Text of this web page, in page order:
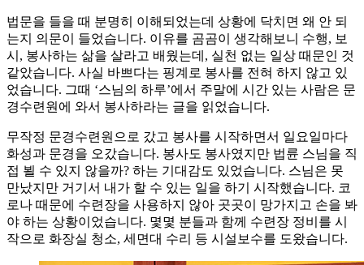
법문을 들을 때 분명히 이해되었는데 상황에 닥치면 왜 안 되
는지 의문이 들었습니다. 이유를 곰곰이 생각해보니 수행, 보
시, 봉사하는 삶을 살라고 배웠는데, 실천 없는 일상 때문인 것
같았습니다. 사실 바쁘다는 핑계로 봉사를 전혀 하지 않고 있
었습니다. 그때 ‘스님의 하루’에서 주말에 시간 있는 사람은 문
경수련원에 와서 봉사하라는 글을 읽었습니다.
무작정 문경수련원으로 갔고 봉사를 시작하면서 일요일마다
화성과 문경을 오갔습니다. 봉사도 봉사였지만 법륜 스님을 직
접 뵐 수 있지 않을까? 하는 기대감도 있었습니다. 스님은 못
만났지만 거기서 내가 할 수 있는 일을 하기 시작했습니다. 코
로나 때문에 수련장을 사용하지 않아 곳곳이 망가지고 손을 봐
야 하는 상황이었습니다. 몇몇 분들과 함께 수련장 정비를 시
작으로 화장실 청소, 세면대 수리 등 시설보수를 도왔습니다.